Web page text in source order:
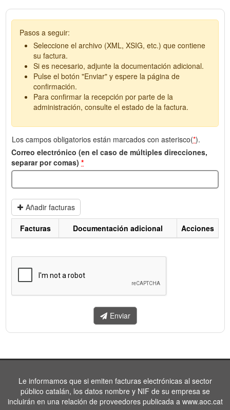
Pasos a seguir:
Seleccione el archivo (XML, XSIG, etc.) que contiene
su factura.
Si es necesario, adjunte la documentación adicional.
Pulse el botón "Enviar" y espere la página de
confirmación.
Para confirmar la recepción por parte de la
administración, consulte el estado de la factura.
Los campos obligatorios están marcados con asterisco(*).
Correo electrónico (en el caso de múltiples direcciones,
separar por comas) *
Añadir facturas
enviar.
Facturas Documentación adicional Acciones
Enviar
Le informamos que si emiten facturas electrónicas al sector
público catalán, los datos nombre y NIF de su empresa se
incluirán en una relación de proveedores publicada a www.aoc.cat